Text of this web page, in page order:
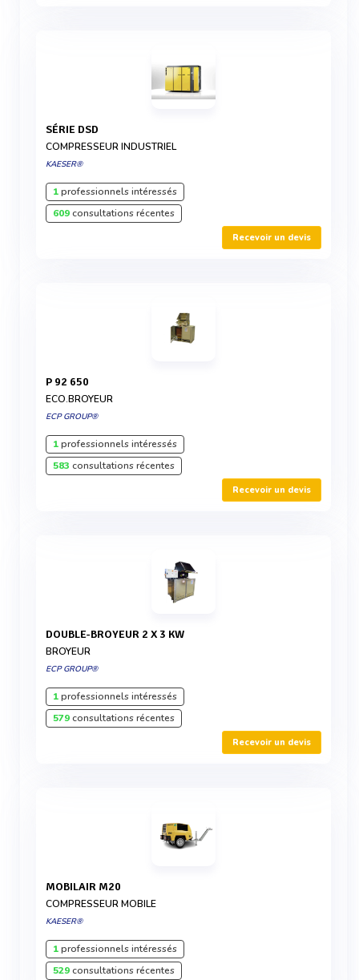
SÉRIE DSD
COMPRESSEUR INDUSTRIEL
KAESER®
1professionnels intéressés
609consultations récentes
Recevoir un devis
P 92 650
ECO.BROYEUR
ECP GROUP®
1professionnels intéressés
583 consultations récentes
Recevoir un devis
DOUBLE-BROYEUR 2 X 3 KW
BROYEUR
ECP GROUP®
1professionnels intéressés
579consultations récentes
Recevoir un devis
MOBILAIR M20
COMPRESSEUR MOBILE
KAESER®
1professionnels intéressés
529consultations récentes